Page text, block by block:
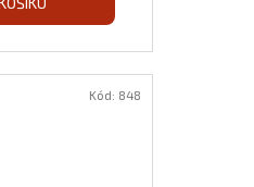
Kód: 848